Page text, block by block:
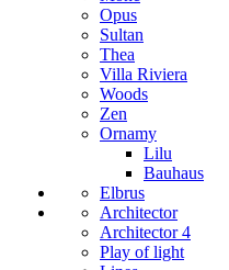
Opus
Sultan
Thea
Villa Riviera
Woods
Zen
Ornamy
Lilu
Bauhaus
Elbrus
Architector
Architector 4
Play of light